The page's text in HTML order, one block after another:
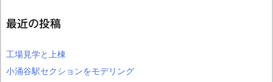
最近の投稿
工場見学と上棟
小涌谷駅セクションをモデリング